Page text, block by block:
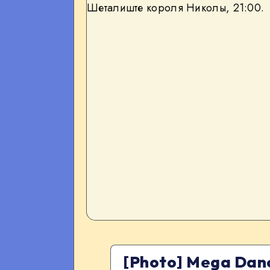
[Photo] Mega